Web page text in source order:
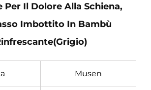
Per Il Dolore Alla Schiena,
Imbottito In Bambù
Musen